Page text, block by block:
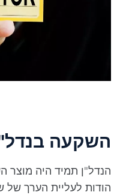
השקעה בנדל"ן
הנדל"ן תמיד היה מוצר
הודות לעליית הערך של